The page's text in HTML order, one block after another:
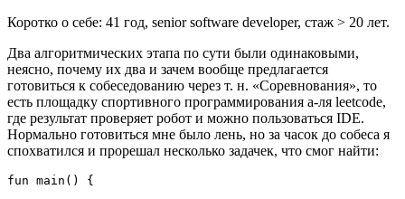
Коротко о себе: 41 год, senior software developer, стаж > 20 лет.
Два алгоритмических этапа по сути были одинаковыми,
неясно, почему их два и зачем вообще предлагается
готовиться к собеседованию через т. н. «Cоревнования», то
есть площадку спортивного программирования а‑ля leetcode,
где результат проверяет робот и можно пользоваться IDE.
Нормально готовиться мне было лень, но за часок до собеса я
спохватился и прорешал несколько задачек, что смог найти:
fun main() {